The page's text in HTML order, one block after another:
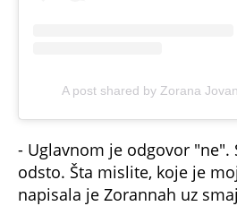
A post shared by Zorana
- Uglavnom je odgovor "ne".
odsto. Šta mislite, koje je
napisala je Zorannah uz